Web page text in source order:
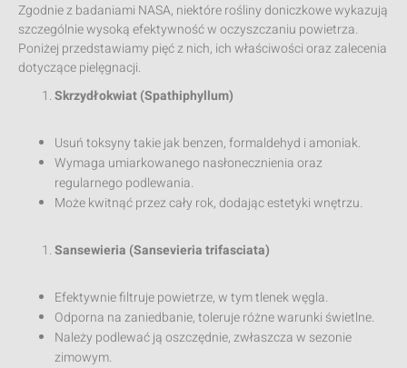
Zgodnie z badaniami NASA, niektóre rośliny doniczkowe wykazują
szczególnie wysoką efektywność w oczyszczaniu powietrza.
Poniżej przedstawiamy pięć z nich, ich właściwości oraz zalecenia
dotyczące pielęgnacji.
Skrzydłokwiat (Spathiphyllum)
Usuń toksyny takie jak benzen, formaldehyd i amoniak.
Wymaga umiarkowanego nasłonecznienia oraz
regularnego podlewania.
Może kwitnąć przez cały rok, dodając estetyki wnętrzu.
Sansewieria (Sansevieria trifasciata)
Efektywnie filtruje powietrze, w tym tlenek węgla.
Odporna na zaniedbanie, toleruje różne warunki świetlne.
Należy podlewać ją oszczędnie, zwłaszcza w sezonie
zimowym.